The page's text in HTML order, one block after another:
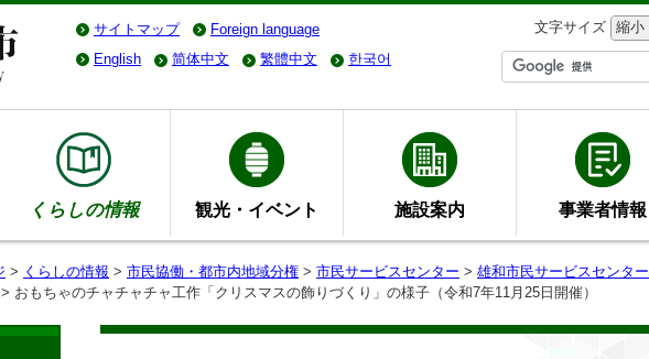
サイトマップ Foreign language 文字サイズ 縮小
English
简体中文 繁體中文 한국어
くらしの情報 観光・イベント 施設案内 事業者情報
> くらしの情報 > 市民協働・都市内地域分権 > 市民サービスセンター > 雄和市民サービスセンター
> おもちゃのチャチャチャ工作「クリスマスの飾りづくり」の様子（令和7年11月25日開催）